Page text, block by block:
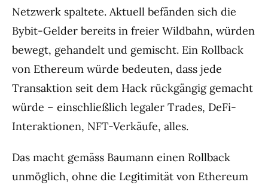
Netzwerk spaltete. Aktuell befänden sich die
Bybit-Gelder bereits in freier Wildbahn, würden
bewegt, gehandelt und gemischt. Ein Rollback
von Ethereum würde bedeuten, dass jede
Transaktion seit dem Hack rückgängig gemacht
würde – einschließlich legaler Trades, DeFi-
Interaktionen, NFT-Verkäufe, alles.
Das macht gemäss Baumann einen Rollback
unmöglich, ohne die Legitimität von Ethereum